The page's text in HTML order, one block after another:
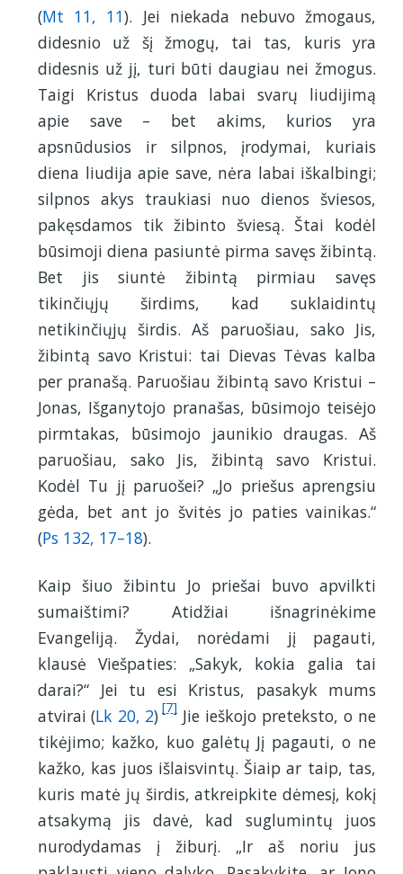
(Mt 11, 11). Jei niekada nebuvo žmogaus,
didesnio už šį žmogų, tai tas, kuris yra
didesnis už jį, turi būti daugiau nei žmogus.
Taigi Kristus duoda labai svarų liudijimą
apie save – bet akims, kurios yra
apsnūdusios ir silpnos, įrodymai, kuriais
diena liudija apie save, nėra labai iškalbingi;
silpnos akys traukiasi nuo dienos šviesos,
pakęsdamos tik žibinto šviesą. Štai kodėl
būsimoji diena pasiuntė pirma savęs žibintą.
Bet jis siuntė žibintą pirmiau savęs
tikinčiųjų širdims, kad suklaidintų
netikinčiųjų širdis. Aš paruošiau, sako Jis,
žibintą savo Kristui: tai Dievas Tėvas kalba
per pranašą. Paruošiau žibintą savo Kristui –
Jonas, Išganytojo pranašas, būsimojo teisėjo
pirmtakas, būsimojo jaunikio draugas. Aš
paruošiau, sako Jis, žibintą savo Kristui.
Kodėl Tu jį paruošei? „Jo priešus aprengsiu
gėda, bet ant jo švitės jo paties vainikas.“
(Ps 132, 17–18).
Kaip šiuo žibintu Jo priešai buvo apvilkti
sumaištimi? Atidžiai išnagrinėkime
Evangeliją. Žydai, norėdami jį pagauti,
klausė Viešpaties: „Sakyk, kokia galia tai
darai?“ Jei tu esi Kristus, pasakyk mums
atvirai (Lk 20, 2) [7] Jie ieškojo preteksto, o ne
tikėjimo; kažko, kuo galėtų Jį pagauti, o ne
kažko, kas juos išlaisvintų. Šiaip ar taip, tas,
kuris matė jų širdis, atkreipkite dėmesį, kokį
atsakymą jis davė, kad suglumintų juos
nurodydamas į žiburį. „Ir aš noriu jus